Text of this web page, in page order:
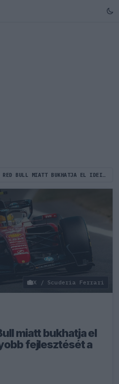
BREAKING: A RED BULL MIATT BUKHATJA EL IDEI EGYIK LEGNAGYOBB FEJLESZTÉSÉT A FERRARI
X / Scuderia Ferrari
miatt bukhatja el
fejlesztését a